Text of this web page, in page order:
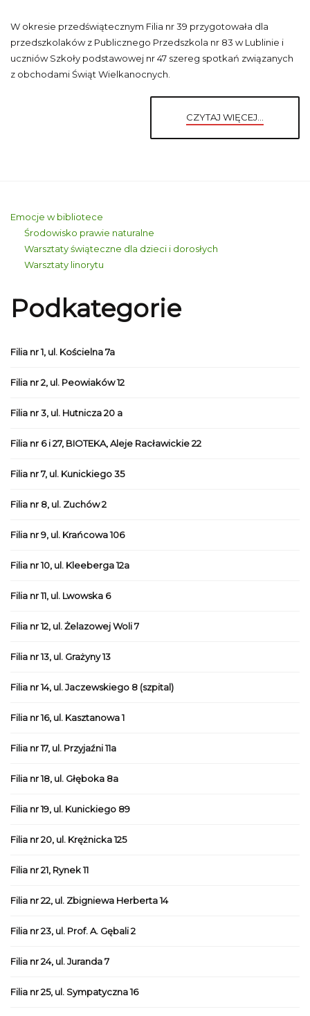
W okresie przedświątecznym Filia nr 39 przygotowała dla
przedszkolaków z Publicznego Przedszkola nr 83 w Lublinie i
uczniów Szkoły podstawowej nr 47 szereg spotkań związanych
z obchodami Świąt Wielkanocnych.
CZYTAJ WIĘCEJ...
Emocje w bibliotece
Środowisko prawie naturalne
Warsztaty świąteczne dla dzieci i dorosłych
Warsztaty linorytu
Podkategorie
Filia nr 1, ul. Kościelna 7a
Filia nr 2, ul. Peowiaków 12
Filia nr 3, ul. Hutnicza 20 a
Filia nr 6 i 27, BIOTEKA, Aleje Racławickie 22
Filia nr 7, ul. Kunickiego 35
Filia nr 8, ul. Zuchów 2
Filia nr 9, ul. Krańcowa 106
Filia nr 10, ul. Kleeberga 12a
Filia nr 11, ul. Lwowska 6
Filia nr 12, ul. Żelazowej Woli 7
Filia nr 13, ul. Grażyny 13
Filia nr 14, ul. Jaczewskiego 8 (szpital)
Filia nr 16, ul. Kasztanowa 1
Filia nr 17, ul. Przyjaźni 11a
Filia nr 18, ul. Głęboka 8a
Filia nr 19, ul. Kunickiego 89
Filia nr 20, ul. Krężnicka 125
Filia nr 21, Rynek 11
Filia nr 22, ul. Zbigniewa Herberta 14
Filia nr 23, ul. Prof. A. Gębali 2
Filia nr 24, ul. Juranda 7
Filia nr 25, ul. Sympatyczna 16